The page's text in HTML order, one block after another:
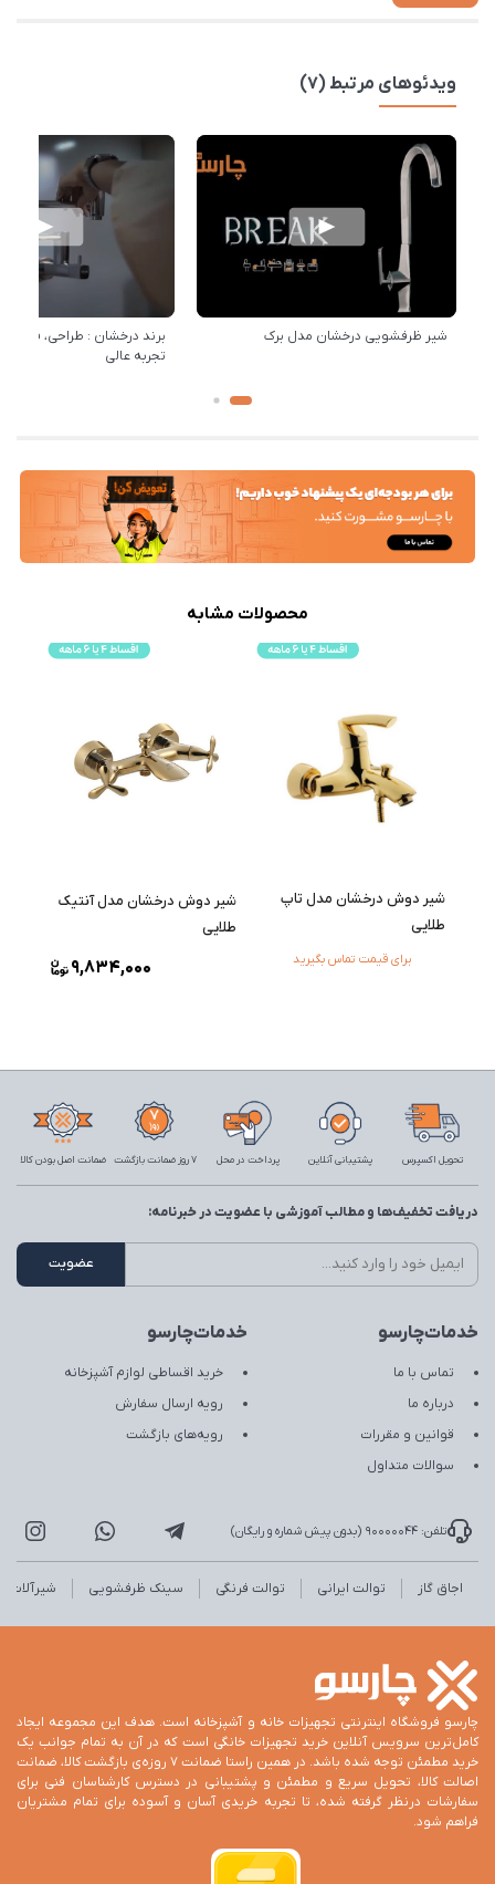
ویدئوهای مرتبط (7)
شیر ظرفشویی درخشان مدل برک
برند درخشان : طراحی،
تجربه عالی
محصولات مشابه
شیر دوش درخشان مدل تاپ
طلایی
برای قیمت تماس بگیرید
شیر دوش درخشان مدل آنتیک
طلایی
9,834,000
تحویل اکسپرس پشتیبانی آنلاین پرداخت در محل 7 روز ضمانت بازگشت ضمانت اصل بودن کالا
خدمات‌چارسو
تماس با ما
درباره ما
قوانین و مقررات
سوالات متداول
خدمات‌چارسو
خرید اقساطی لوازم آشپزخانه
رویه ارسال سفارش
رویه‌های بازگشت
دریافت تخفیف‌ها و مطالب آموزشی با عضویت در خبرنامه:
تلفن: 90000044 (بدون پیش شماره و رایگان)
اجاق گاز توالت ایرانی توالت فرنگی سینک ظرفشویی شیرآلات
چارسو فروشگاه اینترنتی تجهیزات خانه و آشپزخانه است. هدف این مجموعه ایجاد
کامل‌ترین سرویس آنلاین خرید تجهیزات خانگی است که در آن به تمام جوانب یک
خرید مطمئن توجه شده باشد. در همین راستا ضمانت 7 روزه‌ی بازگشت کالا، ضمانت
اصالت کالا، تحویل سریع و مطمئن و پشتیبانی در دسترس کارشناسان فنی برای
سفارشات درنظر گرفته شده، تا تجربه خریدی آسان و آسوده برای تمام مشتریان
فراهم شود.